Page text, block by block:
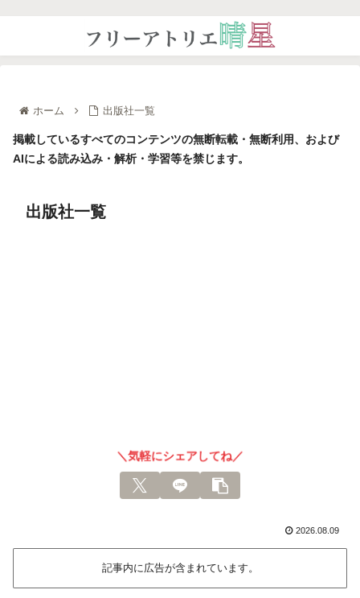
ホーム 出版社一覧
掲載しているすべてのコンテンツの無断転載・無断利用、および
AIによる読み込み・解析・学習等を禁じます。
出版社一覧
＼気軽にシェアしてね／
2026.08.09
記事内に広告が含まれています。